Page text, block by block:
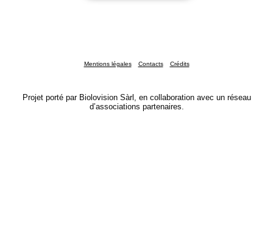
Mentions légales Contacts Crédits
Projet porté par Biolovision Sàrl, en collaboration avec un réseau
d’associations partenaires.